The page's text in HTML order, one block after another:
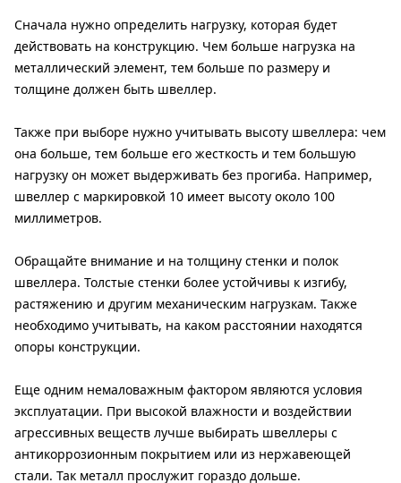
Сначала нужно определить нагрузку, которая будет
действовать на конструкцию. Чем больше нагрузка на
металлический элемент, тем больше по размеру и
толщине должен быть швеллер.
Также при выборе нужно учитывать высоту швеллера: чем
она больше, тем больше его жесткость и тем большую
нагрузку он может выдерживать без прогиба. Например,
швеллер с маркировкой 10 имеет высоту около 100
миллиметров.
Обращайте внимание и на толщину стенки и полок
швеллера. Толстые стенки более устойчивы к изгибу,
растяжению и другим механическим нагрузкам. Также
необходимо учитывать, на каком расстоянии находятся
опоры конструкции.
Еще одним немаловажным фактором являются условия
эксплуатации. При высокой влажности и воздействии
агрессивных веществ лучше выбирать швеллеры с
антикоррозионным покрытием или из нержавеющей
стали. Так металл прослужит гораздо дольше.